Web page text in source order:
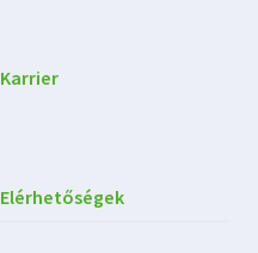
Karrier
Elérhetőségek